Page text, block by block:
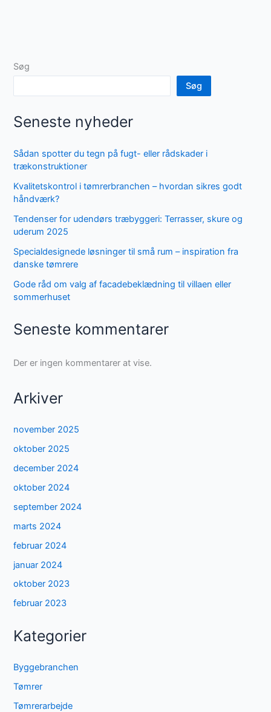
Søg
Søg
Seneste nyheder
Sådan spotter du tegn på fugt- eller rådskader i
trækonstruktioner
Kvalitetskontrol i tømrerbranchen – hvordan sikres godt
håndværk?
Tendenser for udendørs træbyggeri: Terrasser, skure og
uderum 2025
Specialdesignede løsninger til små rum – inspiration fra
danske tømrere
Gode råd om valg af facadebeklædning til villaen eller
sommerhuset
Seneste kommentarer
Der er ingen kommentarer at vise.
Arkiver
november 2025
oktober 2025
december 2024
oktober 2024
september 2024
marts 2024
februar 2024
januar 2024
oktober 2023
februar 2023
Kategorier
Byggebranchen
Tømrer
Tømrerarbejde